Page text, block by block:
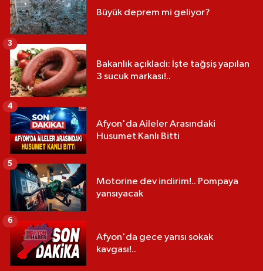
Büyük deprem mi geliyor?
Bakanlık açıkladı: İşte tağşiş yapılan
3 sucuk markası!..
3
Afyon'da Aileler Arasındaki
Husumet Kanlı Bitti
4
Motorine dev indirim!.. Pompaya
yansıyacak
5
Afyon'da gece yarısı sokak
kavgası!..
6